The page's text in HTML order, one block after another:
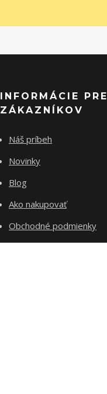
INFORMÁCIE PRE
ZÁKAZNÍKOV
Náš príbeh
Novinky
Blog
Ako nakupovať
Obchodné podmienky